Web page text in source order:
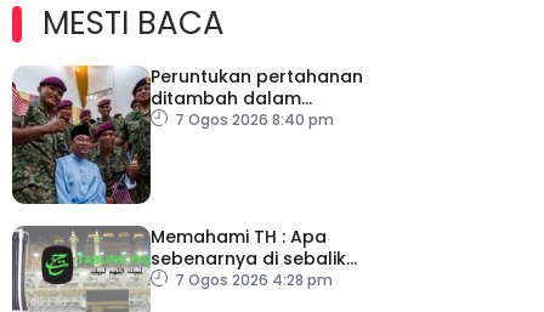
MESTI BACA
Peruntukan pertahanan
ditambah dalam
Belanjawan 2027
7 Ogos 2026 8:40 pm
Memahami TH : Apa
sebenarnya di sebalik
angka
7 Ogos 2026 4:28 pm